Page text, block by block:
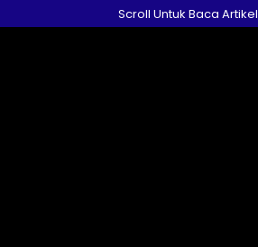
ke
Scroll Untuk Baca Artikel